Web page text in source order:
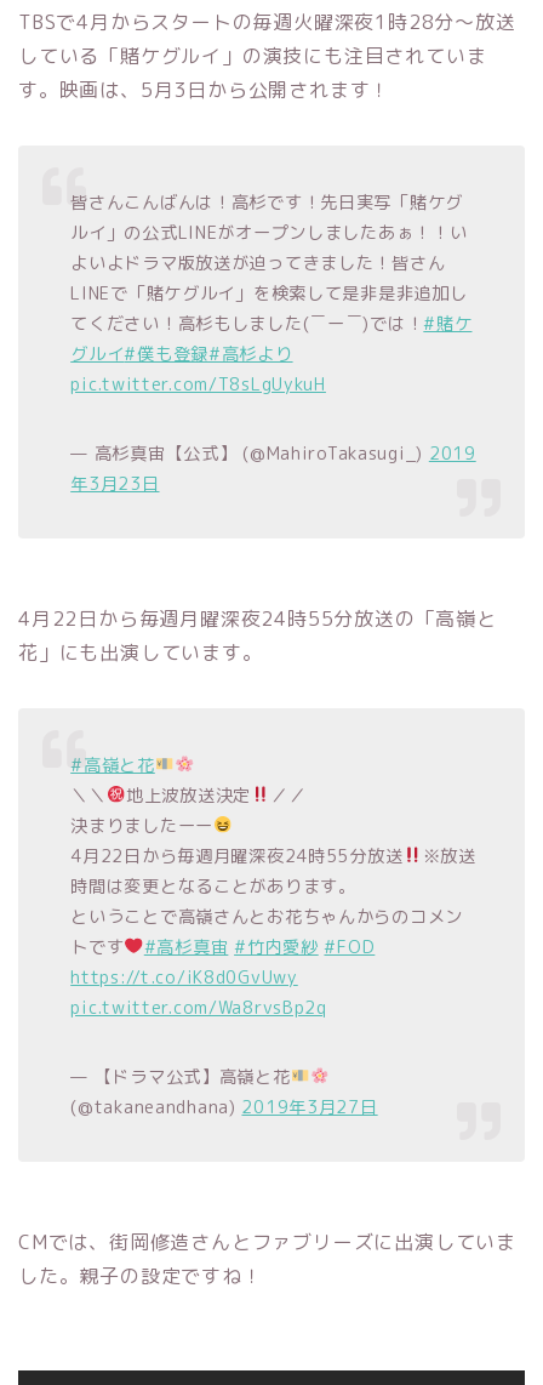
TBSで4月からスタートの毎週火曜深夜1時28分～放送
している「賭ケグルイ」の演技にも注目されていま
す。映画は、5月3日から公開されます！
皆さんこんばんは！高杉です！先日実写「賭ケグ
ルイ」の公式LINEがオープンしましたあぁ！！い
よいよドラマ版放送が迫ってきました！皆さん
LINEで「賭ケグルイ」を検索して是非是非追加し
てください！高杉もしました(￣ー￣)では！#賭ケ
グルイ#僕も登録#高杉より
pic.twitter.com/T8sLgUykuH
— 高杉真宙【公式】 (@MahiroTakasugi_) 2019
年3月23日
4月22日から毎週月曜深夜24時55分放送の「高嶺と
花」にも出演しています。
#高嶺と花
＼＼
地上波放送決定
／／
決まりましたーー
4月22日から毎週月曜深夜24時55分放送
※放送
時間は変更となることがあります。
ということで高嶺さんとお花ちゃんからのコメン
トです
#高杉真宙 #竹内愛紗 #FOD
https://t.co/iK8d0GvUwy
pic.twitter.com/Wa8rvsBp2q
— 【ドラマ公式】高嶺と花
(@takaneandhana) 2019年3月27日
CMでは、街岡修造さんとファブリーズに出演していま
した。親子の設定ですね！